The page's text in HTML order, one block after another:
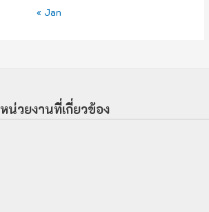
« Jan
หน่วยงานที่เกี่ยวข้อง